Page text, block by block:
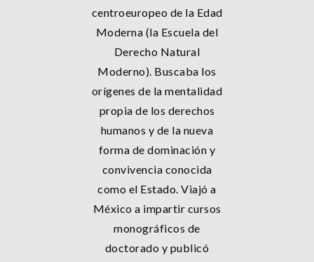
centroeuropeo de la Edad
Moderna (la Escuela del
Derecho Natural
Moderno). Buscaba los
orígenes de la mentalidad
propia de los derechos
humanos y de la nueva
forma de dominación y
convivencia conocida
como el Estado. Viajó a
México a impartir cursos
monográficos de
doctorado y publicó